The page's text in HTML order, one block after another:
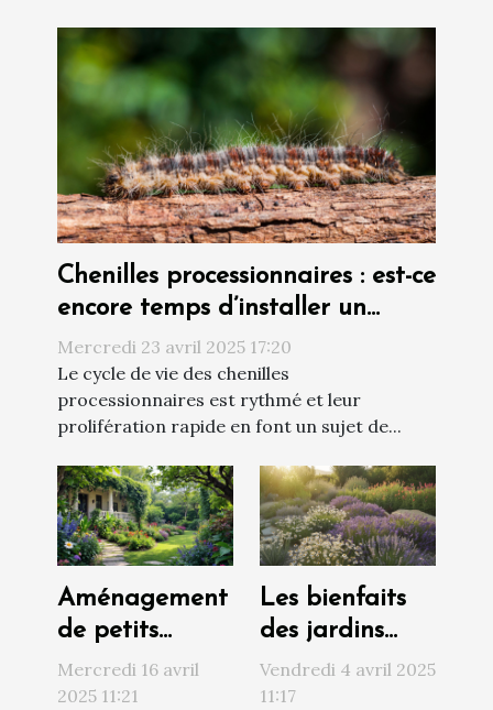
Chenilles processionnaires : est-ce
encore temps d’installer un
écopiège ?
Mercredi 23 avril 2025 17:20
Le cycle de vie des chenilles
processionnaires est rythmé et leur
prolifération rapide en font un sujet de...
Aménagement
de petits
jardins secrets
pour espaces
Mercredi 16 avril
2025 11:21
Les bienfaits
des jardins
thérapeutiques
conception et
Vendredi 4 avril 2025
11:17